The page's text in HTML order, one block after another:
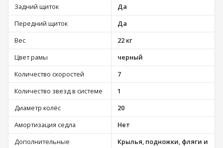
Задний щиток
Да
Передний щиток
Да
Вес
22 кг
Цвет рамы
черный
Количество скоростей
7
Количество звезд в системе
1
Диаметр колёс
20
Амортизация седла
Нет
Дополнительные
Крылья, подножки, фляги и